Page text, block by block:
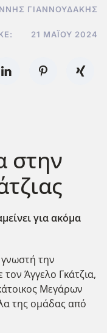
ΓΙΑΝΝΟΥΔΆΚΗΣ
21 ΜΑΪ́ΟΥ 2024
στην
για ακόμα
την
Άγγελο Γκάτζια,
Μεγάρων
της ομάδας από